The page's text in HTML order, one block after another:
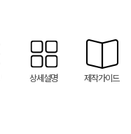
상세설명 제작가이드